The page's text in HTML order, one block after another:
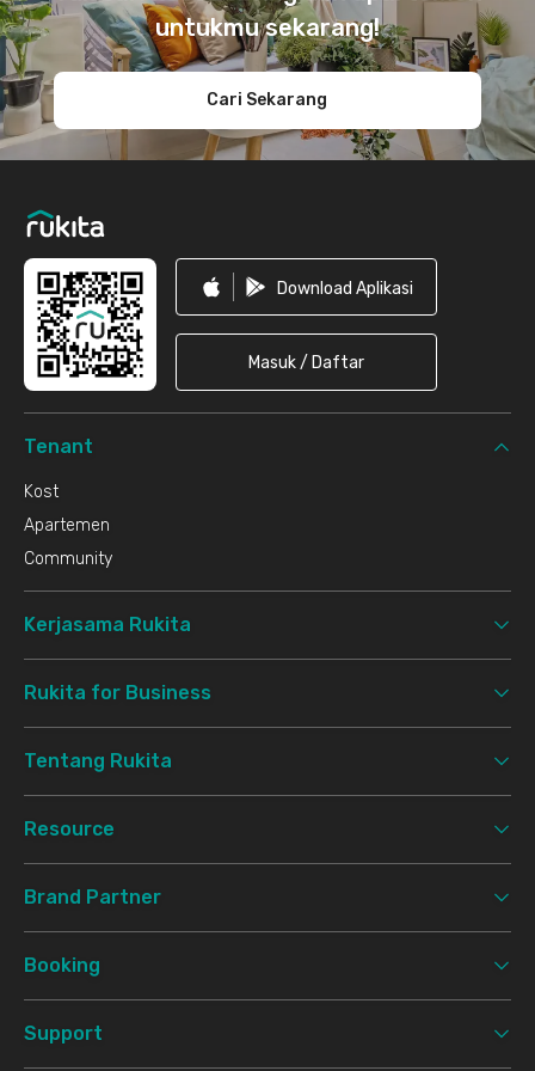
untukmu sekarang!
Cari Sekarang
Download Aplikasi
Masuk / Daftar
Tenant
Kost
Apartemen
Community
Kerjasama Rukita
Rukita for Business
Tentang Rukita
Resource
Brand Partner
Booking
Support